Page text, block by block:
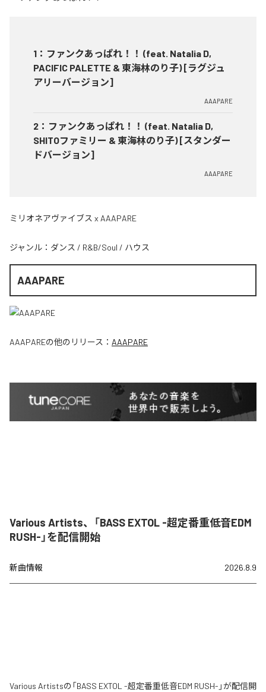
1 ： ファンクあっぱれ！！ (feat. Natalia D,
PACIFIC PALETTE & 東海林のり子) [ラグジュ
アリーバージョン]
AAAPARE
2 ： ファンクあっぱれ！！ (feat. Natalia D,
SHITOファミリー & 東海林のり子) [スタンダー
ドバージョン]
AAAPARE
ミリオネアヴァイブス x AAAPARE
ジャンル： ダンス / R&B/Soul / ハウス
AAAPARE
AAAPAREの他のリリース： AAAPARE
Various Artists、「BASS EXTOL -超定番重低音EDM
RUSH-」を配信開始
新曲情報 2026.8.9
Various Artistsの「BASS EXTOL -超定番重低音EDM RUSH-」が配信開